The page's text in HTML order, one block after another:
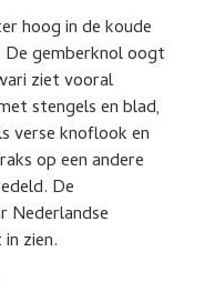
hoog in de koude
gemberknol oogt
ziet vooral
stengels en blad,
verse knoflook en
op een andere
De
Nederlandse
zien.